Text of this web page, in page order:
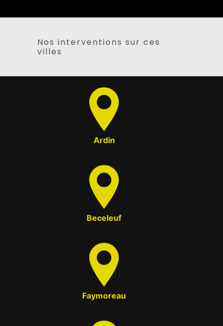
Nos interventions sur ces
villes
Ardin
Beceleuf
Faymoreau